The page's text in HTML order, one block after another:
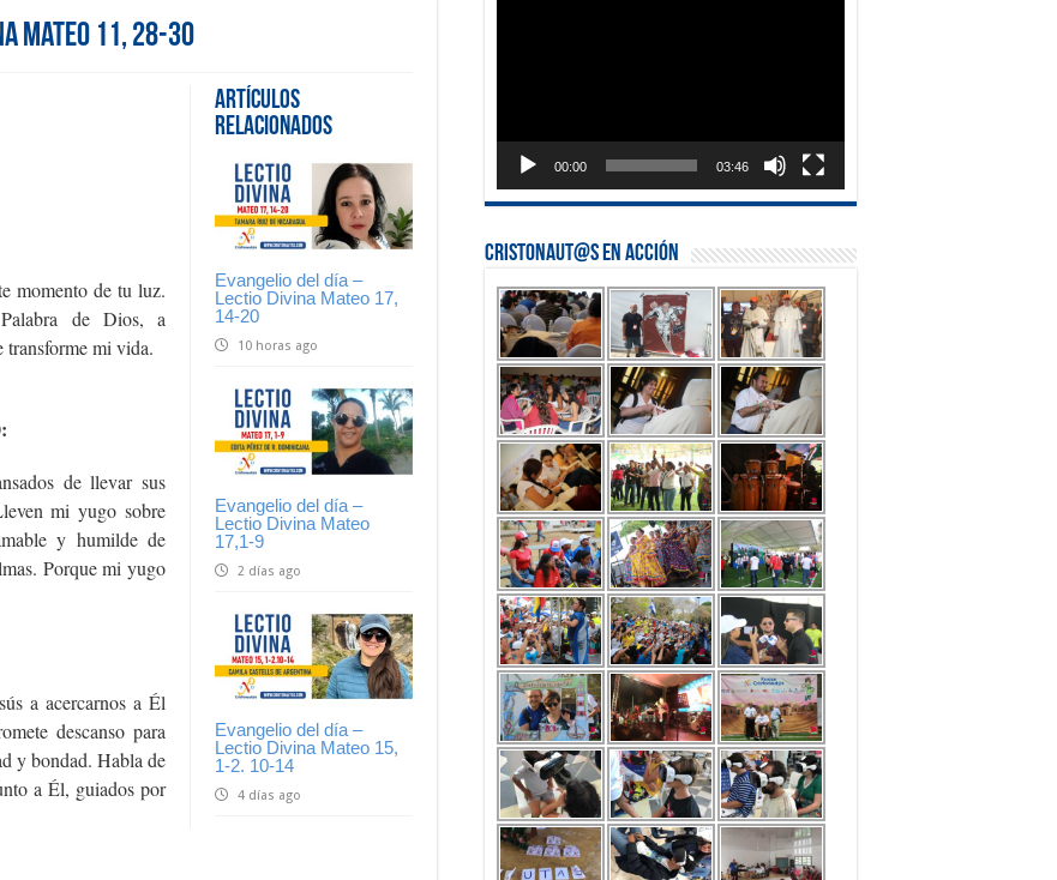
Mateo 11, 28-30
Artículos
Relacionados
Evangelio del día –
Lectio Divina Mateo 17,
14-20
10 horas ago
Evangelio del día –
Lectio Divina Mateo
17,1-9
2 días ago
Evangelio del día –
Lectio Divina Mateo 15,
1-2. 10-14
4 días ago
momento de tu luz.
de Dios, a
mi vida.
de llevar sus
mi yugo sobre
y humilde de
Porque mi yugo
a acercarnos a Él
descanso para
y bondad. Habla de
a Él, guiados por
00:00 03:46
Cristonaut@s en Acción